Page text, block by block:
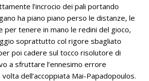
l’incrocio dei pali portando
ha piano piano perso le distanze, le
per tenere in mano le redini del gioco,
soprattutto col rigore sbagliato
poi cadere sul tocco risolutore di
a sfruttare l’ennesimo errore
dell’accoppiata Mai-Papadopoulos.